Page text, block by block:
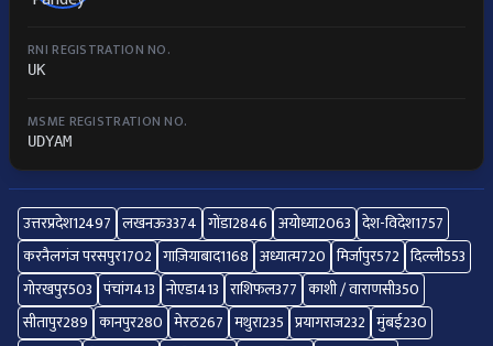
RNI REGISTRATION NO.
UK
MSME REGISTRATION NO.
UDYAM
उत्तरप्रदेश12497 लखनऊ3374 गोंडा2846 अयोध्या2063 देश-विदेश1757
करनैलगंज परसपुर1702 गाज़ियाबाद1168 अध्यात्म720 मिर्जापुर572 दिल्ली553
गोरखपुर503 पंचांग413 नोएडा413 राशिफल377 काशी / वाराणसी350
सीतापुर289 कानपुर280 मेरठ267 मथुरा235 प्रयागराज232 मुंबई230